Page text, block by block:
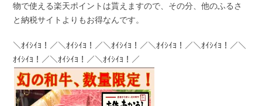
物で使える楽天ポイントは貰えますので、その分、他のふるさ
と納税サイトよりもお得なんです。
＼ｵｲｼｲﾖ！／＼ｵｲｼｲﾖ！／＼ｵｲｼｲﾖ！／＼ｵｲｼｲﾖ！／＼ｵｲｼｲﾖ！／＼
ｵｲｼｲﾖ！／＼ｵｲｼｲﾖ！／＼ｵｲｼｲﾖ！／